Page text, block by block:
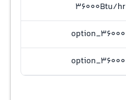
36000Btu/hr
option_36000
option_36000